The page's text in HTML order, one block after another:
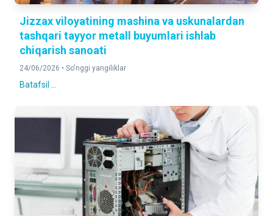
Jizzax viloyatining mashina va uskunalardan
tashqari tayyor metall buyumlari ishlab
chiqarish sanoati
24/06/2026 • So'nggi yangiliklar
Batafsil ...